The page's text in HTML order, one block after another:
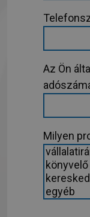
Az Ön
Milyen